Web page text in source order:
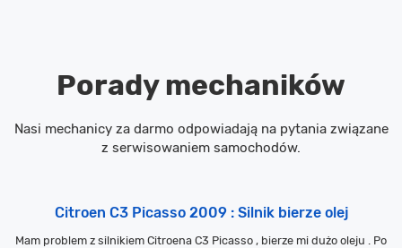
Porady mechaników
Nasi mechanicy za darmo odpowiadają na pytania związane
z serwisowaniem samochodów.
Citroen C3 Picasso 2009 : Silnik bierze olej
Mam problem z silnikiem Citroena C3 Picasso , bierze mi dużo oleju . Po